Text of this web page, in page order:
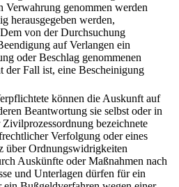
genommen werden
herausgegeben werden,
von der Durchsuchung
auf Verlangen ein
oder Beschlag genommenen
der Fall ist, eine Bescheinigung
können die Auskunft auf
Beantwortung sie selbst oder in
bezeichnete
Verfolgung oder eines
über Ordnungswidrigkeiten
Auskünfte oder Maßnahmen nach
und Unterlagen dürfen für ein